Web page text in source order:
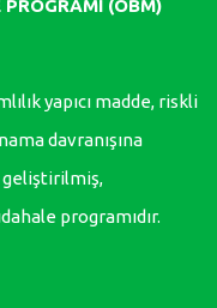
(OBM)
yapıcı madde, riskli
davranışına
programıdır.